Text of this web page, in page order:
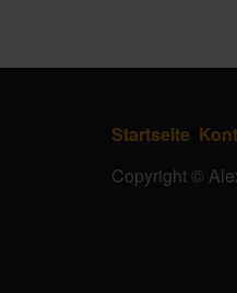
Startseite
Copyright ©